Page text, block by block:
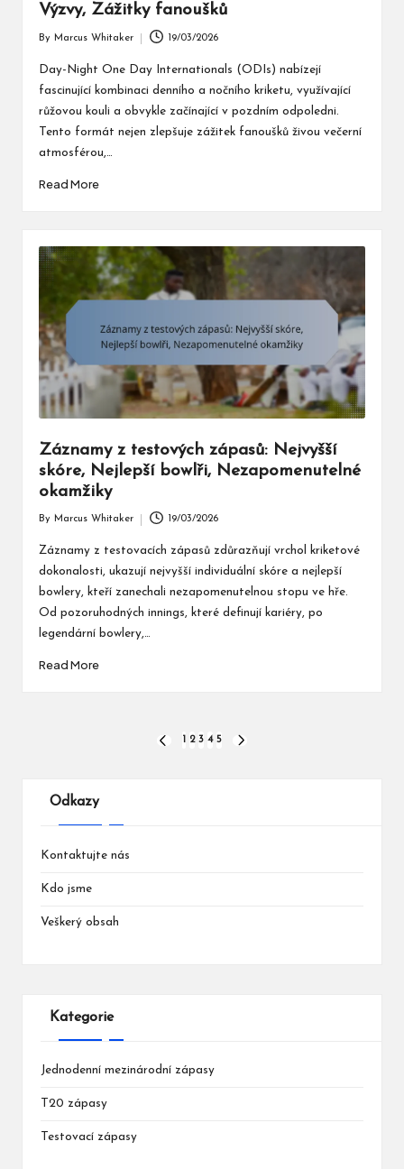
Výzvy, Zážitky fanoušků
by
By Marcus Whitaker 19/03/2026
Day-Night One Day Internationals (ODIs) nabízejí
fascinující kombinaci denního a nočního kriketu, využívající
růžovou kouli a obvykle začínající v pozdním odpoledni.
Tento formát nejen zlepšuje zážitek fanoušků živou večerní
atmosférou,…
Read More
Záznamy z testových zápasů: Nejvyšší
skóre, Nejlepší bowlři, Nezapomenutelné
okamžiky
by
By Marcus Whitaker 19/03/2026
Záznamy z testovacích zápasů zdůrazňují vrchol kriketové
dokonalosti, ukazují nejvyšší individuální skóre a nejlepší
bowlery, kteří zanechali nezapomenutelnou stopu ve hře.
Od pozoruhodných innings, které definují kariéry, po
legendární bowlery,…
Read More
PREVIOUS
1 2 3 4 5
Odkazy
Kontaktujte nás
Kdo jsme
Veškerý obsah
Kategorie
Jednodenní mezinárodní zápasy
T20 zápasy
Testovací zápasy